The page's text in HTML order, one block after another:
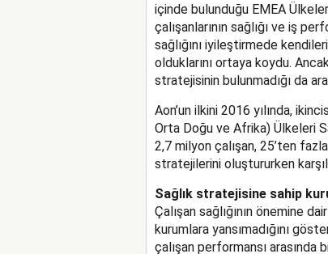
içinde bulunduğu EMEA
çalışanlarının sağlığı ve iş
sağlığını iyileştirmede
olduklarını ortaya koydu.
stratejisinin bulunmadığı da
Aon’un ilkini 2016 yılında,
Orta Doğu ve Afrika) Ülkeleri
2,7 milyon çalışan, 25’ten
stratejilerini oluştururken
Sağlık stratejisine sahip
Çalışan sağlığının önemine
kurumlara yansımadığını
çalışan performansı